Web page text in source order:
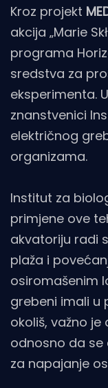
Kroz projekt
akcija „Marie
programa
sredstva za
eksperimenta.
znanstvenici
električnog
organizama.
Institut za
primjene ove
akvatoriju radi
plaža i
osiromašenim
grebeni imali u
okoliš, važno
odnosno da
za napajanje